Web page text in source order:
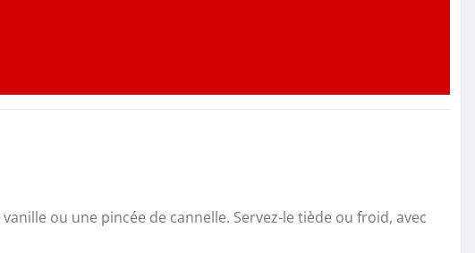
ou une pincée de cannelle. Servez-le tiède ou froid, avec